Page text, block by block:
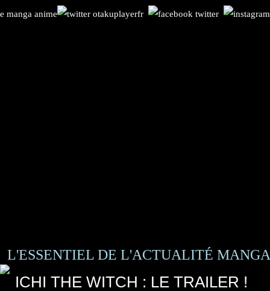
L'ESSENTIEL DE L'ACTUALITÉ
ICHI THE WITCH : LE TRAILER !